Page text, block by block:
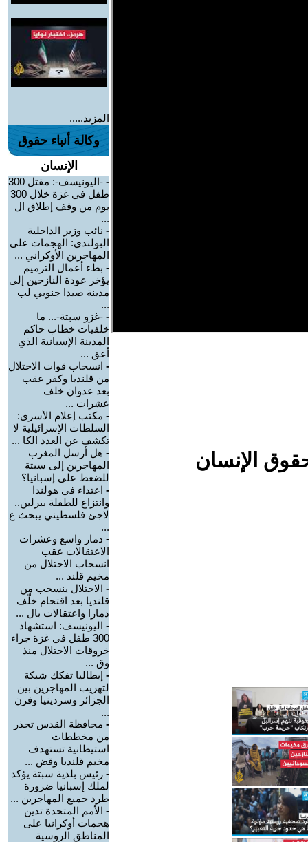
الإنسان
المزيد.....
وكالة أنباء حقوق
الإنسان
-
-اليونيسف-: مقتل 300
طفل في غزة خلال 300
يوم من وقف إطلاق ال
...
- نائب وزير الداخلية
البولندي: الهجمات على
المهاجرين الأوكراني ...
- بطء أعمال الترميم
يؤخر عودة النازحين إلى
مدينة صيدا جنوبي لب
...
- -غزو سبتة-... ما
خلفيات خطاب حاكم
المدينة الإسبانية الذي
أعق ...
- انسحاب قوات الاحتلال
من قلنديا وكفر عقب
بعد عدوان خلف
عشرات ...
- مكتب إعلام الأسرى:
السلطات الإسرائيلية لا
تكشف عن العدد الكا ...
- هل أرسل المغرب
المهاجرين إلى سبتة
للضغط على إسبانيا؟
- اعتداء في هولندا
وانتزاع للطفلة ببرلين..
لاجئ فلسطيني يبحث ع
...
- دمار واسع وعشرات
الاعتقالات عقب
انسحاب الاحتلال من
مخيم قلند ...
- الاحتلال ينسحب من
قلنديا بعد اقتحام خلّف
دمارا واعتقالات بال ...
- اليونيسف: استشهاد
300 طفل في غزة جراء
خروقات الاحتلال منذ
وق ...
- إيطاليا تفكك شبكة
لتهريب المهاجرين بين
الجزائر وسردينيا وفرن
...
- محافظة القدس تحذر
من مخططات
استيطانية تستهدف
مخيم قلنديا وقض ...
- رئيس بلدية سبتة يؤكد
لملك إسبانيا ضرورة
طرد جميع المهاجرين ...
- الأمم المتحدة تدين
هجمات أوكرانيا على
المناطق الروسية